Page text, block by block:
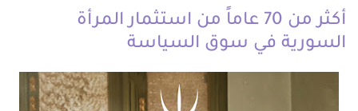
أكثر من 70 عاماً من استثمار المرأة
السورية في سوق السياسة